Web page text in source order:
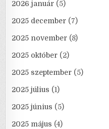
2026 január (5)
2025 december (7)
2025 november (8)
2025 október (2)
2025 szeptember (5)
2025 július (1)
2025 június (5)
2025 május (4)